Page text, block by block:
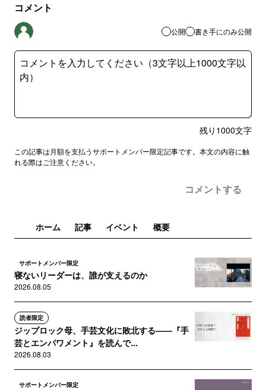
コメント
公開 書き手にのみ公開
残り 1000文字
この記事は月額を支払うサポートメンバー限定記事です。本文の内容に触
れる際はご注意ください。
コメントする
ホーム 記事 イベント 概要
サポートメンバー限定
寝ないリーダーは、誰が支えるのか
2026.08.05
読者限定
ジップロック母、手芸文化に敗北する——『手
芸とエンパワメント』を読んで...
2026.08.03
サポートメンバー限定